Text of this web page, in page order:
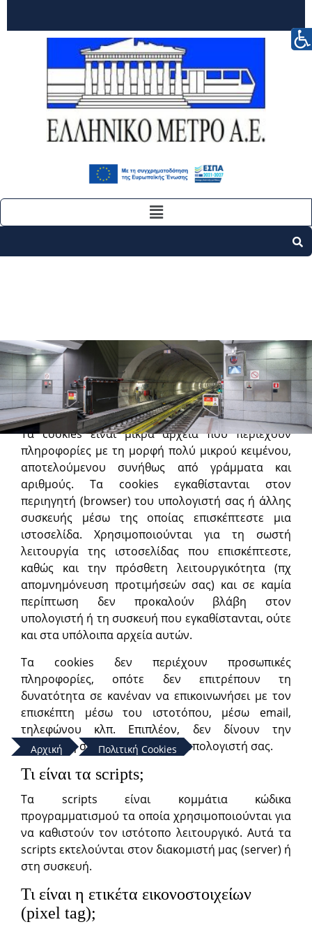
Αρχική Πολιτική Cookies
Πολιτική Cookies
Τι είναι τα cookies;
Τα cookies είναι μικρά αρχεία που περιέχουν
πληροφορίες με τη μορφή πολύ μικρού κειμένου,
αποτελούμενου συνήθως από γράμματα και
αριθμούς. Τα cookies εγκαθίστανται στον
περιηγητή (browser) του υπολογιστή σας ή άλλης
συσκευής μέσω της οποίας επισκέπτεστε μια
ιστοσελίδα. Χρησιμοποιούνται για τη σωστή
λειτουργία της ιστοσελίδας που επισκέπτεστε,
καθώς και την πρόσθετη λειτουργικότητα (πχ
απομνημόνευση προτιμήσεών σας) και σε καμία
περίπτωση δεν προκαλούν βλάβη στον
υπολογιστή ή τη συσκευή που εγκαθίστανται, ούτε
και στα υπόλοιπα αρχεία αυτών.
Τα cookies δεν περιέχουν προσωπικές
πληροφορίες, οπότε δεν επιτρέπουν τη
δυνατότητα σε κανέναν να επικοινωνήσει με τον
επισκέπτη μέσω του ιστοτόπου, μέσω email,
τηλεφώνου κλπ. Επιπλέον, δεν δίνουν την
πρόσβαση σε άλλα αρχεία του υπολογιστή σας.
Τι είναι τα scripts;
Τα scripts είναι κομμάτια κώδικα
προγραμματισμού τα οποία χρησιμοποιούνται για
να καθιστούν τον ιστότοπο λειτουργικό. Αυτά τα
scripts εκτελούνται στον διακομιστή μας (server) ή
στη συσκευή.
Τι είναι η ετικέτα εικονοστοιχείων
(pixel tag);